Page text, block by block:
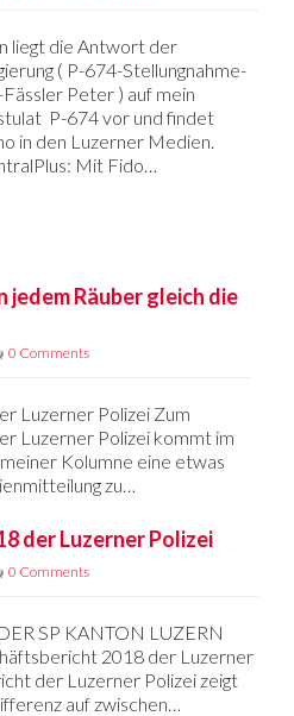
liegt die Antwort der
( P-674-Stellungnahme-
Fässler Peter ) auf mein
P-674 vor und findet
in den Luzerner Medien.
Mit Fido…
jedem Räuber gleich die
0 Comments
Luzerner Polizei Zum
Luzerner Polizei kommt im
Kolumne eine etwas
zu…
der Luzerner Polizei
0 Comments
SP KANTON LUZERN
2018 der Luzerner
der Luzerner Polizei zeigt
auf zwischen…